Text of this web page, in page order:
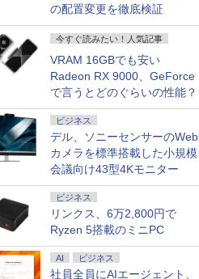
の配置変更を徹底検証
今すぐ読みたい！人気記事
VRAM 16GBでも安い
Radeon RX 9000、GeForce
で言うとどのぐらいの性能？
ビジネス
デル、ソニーセンサーのWeb
カメラを標準搭載した小規模
会議向け43型4Kモニター
ビジネス
リンクス、6万2,800円で
Ryzen 5搭載のミニPC
AI ビジネス
社員全員にAIエージェント、